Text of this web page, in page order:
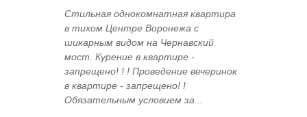
Стильная однокомнатная квартира
в тихом Центре Воронежа с
шикарным видом на Чернавский
мост. Курение в квартире -
запрещено! ! ! Проведение вечеринок
в квартире - запрещено! !
Обязательным условием за...